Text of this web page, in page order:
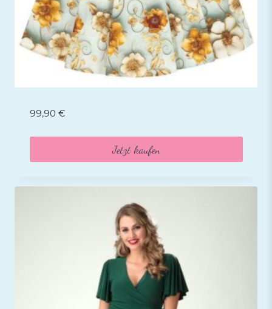
99,90 €
Jetzt kaufen